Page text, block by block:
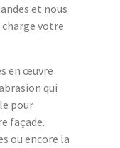
et nous
charge votre
en œuvre
qui
pour
façade.
ou encore la